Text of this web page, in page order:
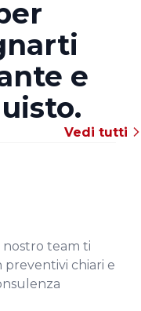
e
Vedi tutti
nostro team ti
preventivi chiari e